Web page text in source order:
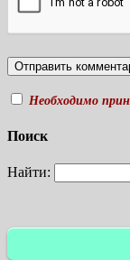
Необходимо
Поиск
Найти: